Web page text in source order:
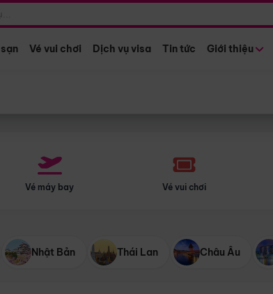
Vé vui chơi Dịch vụ visa Tin tức Giới thiệu
Vé máy bay Vé vui chơi
Nhật Bản Thái Lan Châu Âu